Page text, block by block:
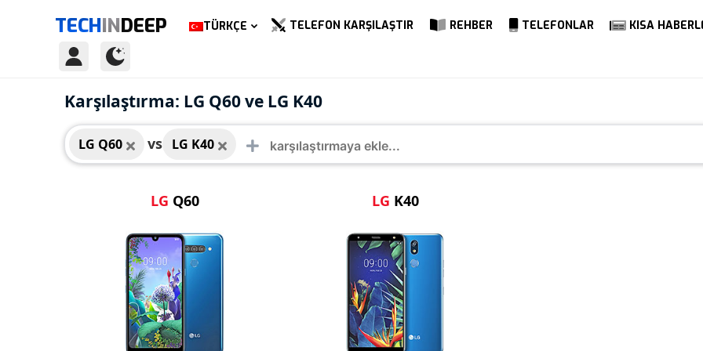
TECHINDEEP TÜRKÇE TELEFON KARŞILAŞTIR REHBER TELEFONLAR KISA
Karşılaştırma: LG Q60 ve LG K40
LG Q60 vs LG K40
LG Q60
LG Q60 LG K40